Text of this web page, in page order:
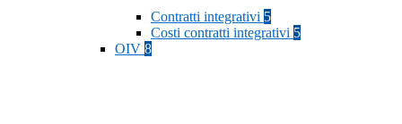
Contratti integrativi 5
Costi contratti integrativi 5
OIV 8